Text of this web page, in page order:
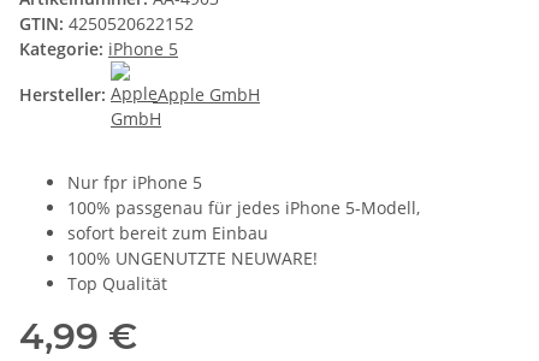
GTIN: 4250520622152
Kategorie: iPhone 5
Hersteller:
Apple GmbH
Nur fpr iPhone 5
100% passgenau für jedes iPhone 5-Modell,
sofort bereit zum Einbau
100% UNGENUTZTE NEUWARE!
Top Qualität
4,99 €